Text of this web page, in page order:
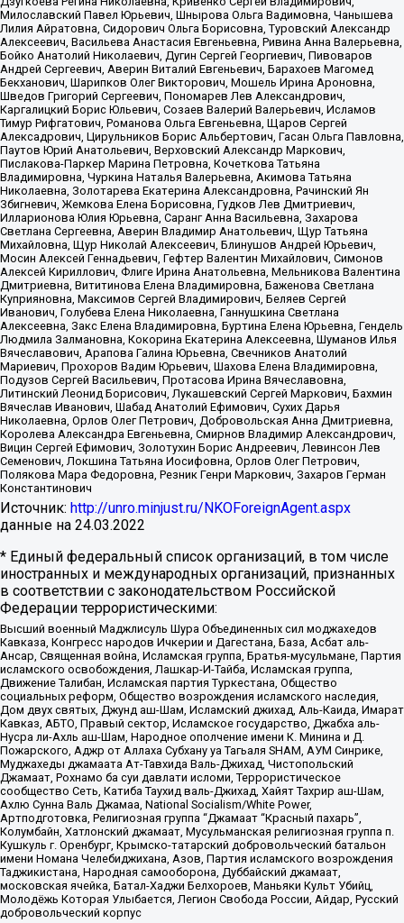
Милославский Павел Юрьевич, Шнырова Ольга Вадимовна, Чанышева
Лилия Айратовна, Сидорович Ольга Борисовна, Туровский Александр
Алексеевич, Васильева Анастасия Евгеньевна, Ривина Анна Валерьевна,
Бойко Анатолий Николаевич, Дугин Сергей Георгиевич, Пивоваров
Андрей Сергеевич, Аверин Виталий Евгеньевич, Барахоев Магомед
Бекханович, Шарипков Олег Викторович, Мошель Ирина Ароновна,
Шведов Григорий Сергеевич, Пономарев Лев Александрович,
Каргалицкий Борис Юльевич, Созаев Валерий Валерьевич, Исламов
Тимур Рифгатович, Романова Ольга Евгеньевна, Щаров Сергей
Алексадрович, Цирульников Борис Альбертович, Гасан Ольга Павловна,
Паутов Юрий Анатольевич, Верховский Александр Маркович,
Пислакова-Паркер Марина Петровна, Кочеткова Татьяна
Владимировна, Чуркина Наталья Валерьевна, Акимова Татьяна
Николаевна, Золотарева Екатерина Александровна, Рачинский Ян
Збигневич, Жемкова Елена Борисовна, Гудков Лев Дмитриевич,
Илларионова Юлия Юрьевна, Саранг Анна Васильевна, Захарова
Светлана Сергеевна, Аверин Владимир Анатольевич, Щур Татьяна
Михайловна, Щур Николай Алексеевич, Блинушов Андрей Юрьевич,
Мосин Алексей Геннадьевич, Гефтер Валентин Михайлович, Симонов
Алексей Кириллович, Флиге Ирина Анатольевна, Мельникова Валентина
Дмитриевна, Вититинова Елена Владимировна, Баженова Светлана
Куприяновна, Максимов Сергей Владимирович, Беляев Сергей
Иванович, Голубева Елена Николаевна, Ганнушкина Светлана
Алексеевна, Закс Елена Владимировна, Буртина Елена Юрьевна, Гендель
Людмила Залмановна, Кокорина Екатерина Алексеевна, Шуманов Илья
Вячеславович, Арапова Галина Юрьевна, Свечников Анатолий
Мариевич, Прохоров Вадим Юрьевич, Шахова Елена Владимировна,
Подузов Сергей Васильевич, Протасова Ирина Вячеславовна,
Литинский Леонид Борисович, Лукашевский Сергей Маркович, Бахмин
Вячеслав Иванович, Шабад Анатолий Ефимович, Сухих Дарья
Николаевна, Орлов Олег Петрович, Добровольская Анна Дмитриевна,
Королева Александра Евгеньевна, Смирнов Владимир Александрович,
Вицин Сергей Ефимович, Золотухин Борис Андреевич, Левинсон Лев
Семенович, Локшина Татьяна Иосифовна, Орлов Олег Петрович,
Полякова Мара Федоровна, Резник Генри Маркович, Захаров Герман
Константинович
Источник: http://unro.minjust.ru/NKOForeignAgent.aspx
данные на 24.03.2022
* Единый федеральный список организаций, в том числе
иностранных и международных организаций, признанных
в соответствии с законодательством Российской
Федерации террористическими:
Высший военный Маджлисуль Шура Объединенных сил моджахедов
Кавказа, Конгресс народов Ичкерии и Дагестана, База, Асбат аль-
Ансар, Священная война, Исламская группа, Братья-мусульмане, Партия
исламского освобождения, Лашкар-И-Тайба, Исламская группа,
Движение Талибан, Исламская партия Туркестана, Общество
социальных реформ, Общество возрождения исламского наследия,
Дом двух святых, Джунд аш-Шам, Исламский джихад, Аль-Каида, Имарат
Кавказ, АБТО, Правый сектор, Исламское государство, Джабха аль-
Нусра ли-Ахль аш-Шам, Народное ополчение имени К. Минина и Д.
Пожарского, Аджр от Аллаха Субхану уа Тагьаля SHAM, АУМ Синрике,
Муджахеды джамаата Ат-Тавхида Валь-Джихад, Чистопольский
Джамаат, Рохнамо ба суи давлати исломи, Террористическое
сообщество Сеть, Катиба Таухид валь-Джихад, Хайят Тахрир аш-Шам,
Ахлю Сунна Валь Джамаа, National Socialism/White Power,
Артподготовка, Религиозная группа “Джамаат “Красный пахарь”,
Колумбайн, Хатлонский джамаат, Мусульманская религиозная группа п.
Кушкуль г. Оренбург, Крымско-татарский добровольческий батальон
имени Номана Челебиджихана, Азов, Партия исламского возрождения
Таджикистана, Народная самооборона, Дуббайский джамаат,
московская ячейка, Батал-Хаджи Белхороев, Маньяки Культ Убийц,
Молодёжь Которая Улыбается, Легион Свобода России, Айдар, Русский
добровольческий корпус